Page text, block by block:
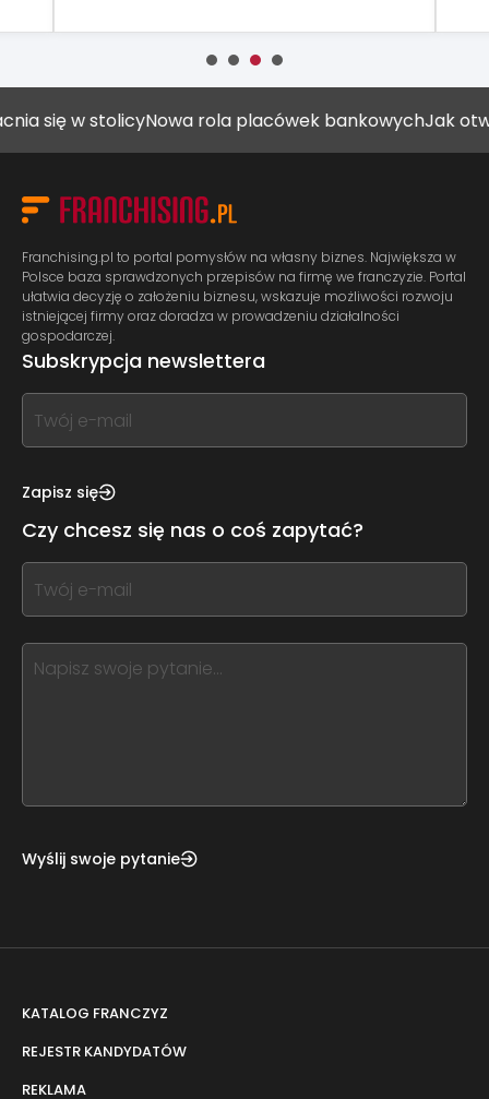
w stolicyNowa rola placówek bankowychJak otworzyć
Franchising.pl to portal pomysłów na własny biznes. Największa w
Polsce baza sprawdzonych przepisów na firmę we franczyzie. Portal
ułatwia decyzję o założeniu biznesu, wskazuje możliwości rozwoju
istniejącej firmy oraz doradza w prowadzeniu działalności
gospodarczej.
Subskrypcja newslettera
If
you
this,
this
form
field
blank
Zapisz się
Czy chcesz się nas o coś zapytać?
If
you
this,
leave
Wyślij swoje pytanie
KATALOG FRANCZYZ
REJESTR KANDYDATÓW
REKLAMA